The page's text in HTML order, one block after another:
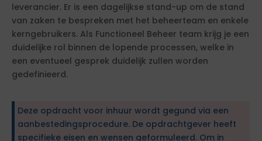
leverancier. Er is een dagelijkse stand-up om de stand
van zaken te bespreken met het beheerteam en enkele
kerngebruikers. Als Functioneel Beheer team krijg je een
duidelijke rol binnen de lopende processen, welke in
een eventueel gesprek duidelijk zullen worden
gedefinieerd.
Deze opdracht voor inhuur wordt gegund via een
aanbestedingsprocedure. De opdrachtgever heeft
specifieke eisen en wensen geformuleerd. Om in